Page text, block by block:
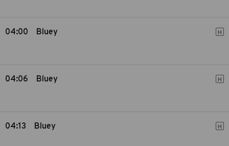
04:00 Bluey H
04:06 Bluey H
04:13 Bluey H